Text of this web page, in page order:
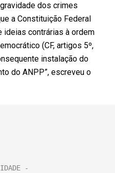
dos crimes
a Constituição Federal
ideias contrárias à ordem
(CF, artigos 5º,
instalação do
do ANPP”, escreveu o